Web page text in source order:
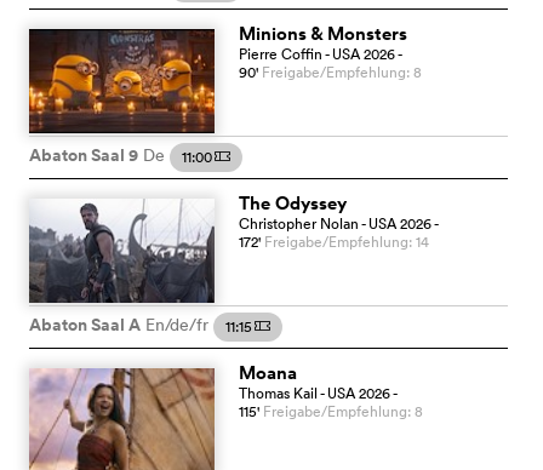
Minions & Monsters
Pierre Coffin- USA2026-
90' Freigabe/Empfehlung: 8
Abaton Saal 9 De 11:00m
The Odyssey
Christopher Nolan- USA2026-
172' Freigabe/Empfehlung: 14
Abaton Saal A En/de/fr 11:15 m
Moana
Thomas Kail- USA2026-
115' Freigabe/Empfehlung: 8